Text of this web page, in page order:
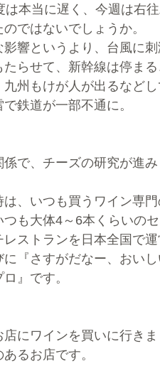
は本当に遅く、今週は右
ではないでしょうか。
影響というより、台風に
たらせて、新幹線は停ま
州もけが人が出るなど
鉄道が一部不通に。
係で、チーズの研究が進
は、いつも買うワイン専
つも大体4～6本くらいの
レストランを日本全国で
に『さすがだなー、おい
』です。
店にワインを買いに行き
るお店です。